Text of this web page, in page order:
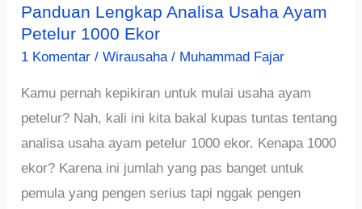
Panduan Lengkap Analisa Usaha Ayam
Petelur 1000 Ekor
1 Komentar /Wirausaha/ Muhammad Fajar
Kamu pernah kepikiran untuk mulai usaha ayam
petelur? Nah, kali ini kita bakal kupas tuntas tentang
analisa usaha ayam petelur 1000 ekor. Kenapa 1000
ekor? Karena ini jumlah yang pas banget untuk
pemula yang pengen serius tapi nggak pengen